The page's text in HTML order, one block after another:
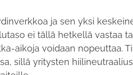
ja sen yksi
ei tällä hetkellä vastaa
aikoja voidaan nopeuttaa.
sillä yritysten